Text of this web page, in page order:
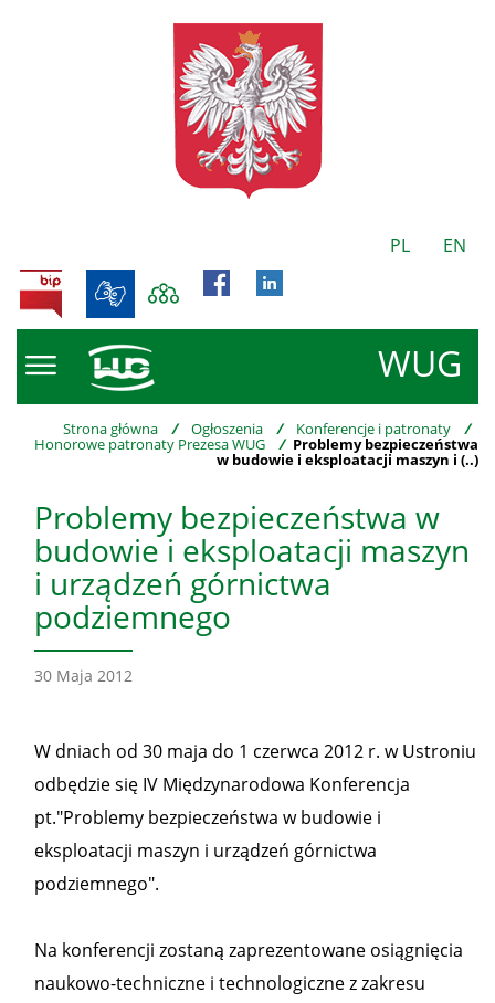
PL EN
WUG
BIP
Strona główna / Ogłoszenia / Konferencje i patronaty /
Honorowe patronaty Prezesa WUG / Problemy bezpieczeństwa
w budowie i eksploatacji maszyn i (..)
Problemy bezpieczeństwa w
budowie i eksploatacji maszyn
i urządzeń górnictwa
podziemnego
30 Maja 2012
W dniach od 30 maja do 1 czerwca 2012 r. w Ustroniu
odbędzie się IV Międzynarodowa Konferencja
pt."Problemy bezpieczeństwa w budowie i
eksploatacji maszyn i urządzeń górnictwa
podziemnego".
Na konferencji zostaną zaprezentowane osiągnięcia
naukowo-techniczne i technologiczne z zakresu